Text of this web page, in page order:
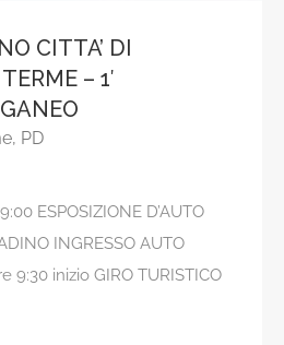
CITTA’ DI
– 1′
PD
ESPOSIZIONE D’AUTO
INGRESSO AUTO
9:30 inizio GIRO TURISTICO